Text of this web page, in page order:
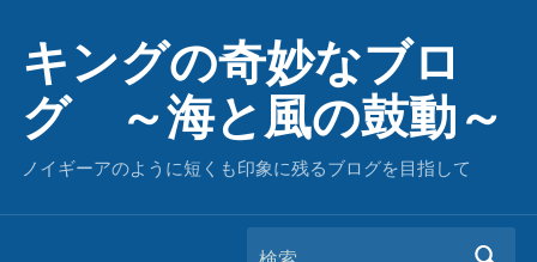
キングの奇妙なブロ
グ ～海と風の鼓動～
ノイギーアのように短くも印象に残るブログを目指して
検索